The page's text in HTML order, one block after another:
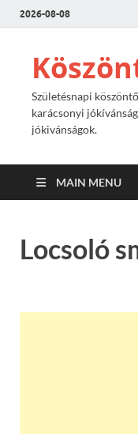
2026-08-08
Születésnapi
karácsonyi
jókivánságok.
MAIN MENU
Locsoló